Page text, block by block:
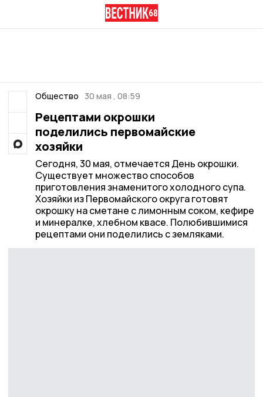
Общество 30 мая , 08:59
Рецептами окрошки
поделились первомайские
хозяйки
Сегодня, 30 мая, отмечается День окрошки.
Существует множество способов
приготовления знаменитого холодного супа.
Хозяйки из Первомайского округа готовят
окрошку на сметане с лимонным соком, кефире
и минералке, хлебном квасе. Полюбившимися
рецептами они поделились с земляками.